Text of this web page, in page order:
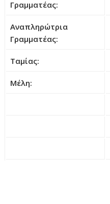
Γραμματέας:
Αναπληρώτρια
Γραμματέας:
Ταμίας:
Μέλη: